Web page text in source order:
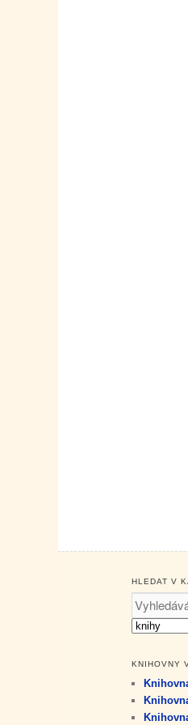
HLEDAT V
KNIHOVNY